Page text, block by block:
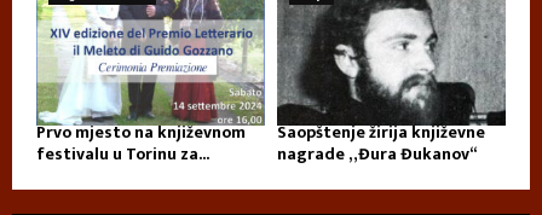
Prvo mjesto na književnom
festivalu u Torinu za...
Saopštenje žirija književne
nagrade „Đura Đukanov“